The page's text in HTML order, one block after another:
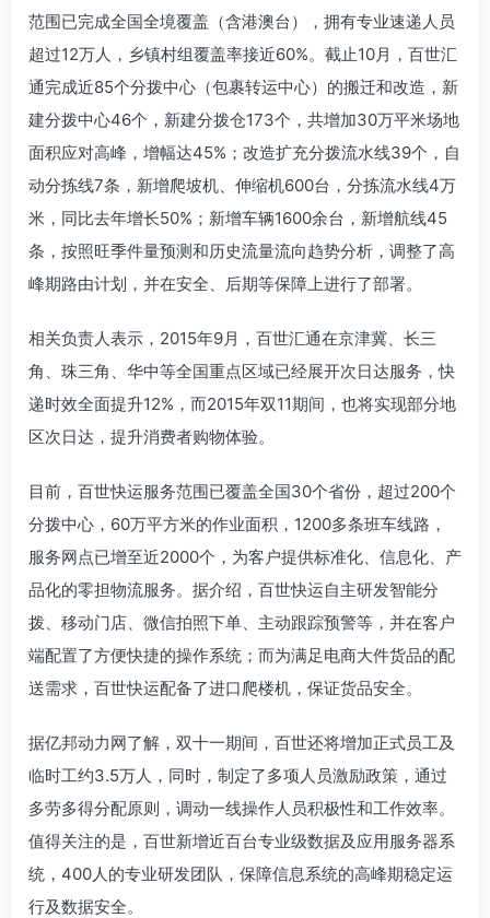
范围已完成全国全境覆盖（含港澳台），拥有专业速递人员
超过12万人，乡镇村组覆盖率接近60%。截止10月，百世汇
通完成近85个分拨中心（包裹转运中心）的搬迁和改造，新
建分拨中心46个，新建分拨仓173个，共增加30万平米场地
面积应对高峰，增幅达45%；改造扩充分拨流水线39个，自
动分拣线7条，新增爬坡机、伸缩机600台，分拣流水线4万
米，同比去年增长50%；新增车辆1600余台，新增航线45
条，按照旺季件量预测和历史流量流向趋势分析，调整了高
峰期路由计划，并在安全、后期等保障上进行了部署。
相关负责人表示，2015年9月，百世汇通在京津冀、长三
角、珠三角、华中等全国重点区域已经展开次日达服务，快
递时效全面提升12%，而2015年双11期间，也将实现部分地
区次日达，提升消费者购物体验。
目前，百世快运服务范围已覆盖全国30个省份，超过200个
分拨中心，60万平方米的作业面积，1200多条班车线路，
服务网点已增至近2000个，为客户提供标准化、信息化、产
品化的零担物流服务。据介绍，百世快运自主研发智能分
拨、移动门店、微信拍照下单、主动跟踪预警等，并在客户
端配置了方便快捷的操作系统；而为满足电商大件货品的配
送需求，百世快运配备了进口爬楼机，保证货品安全。
据亿邦动力网了解，双十一期间，百世还将增加正式员工及
临时工约3.5万人，同时，制定了多项人员激励政策，通过
多劳多得分配原则，调动一线操作人员积极性和工作效率。
值得关注的是，百世新增近百台专业级数据及应用服务器系
统，400人的专业研发团队，保障信息系统的高峰期稳定运
行及数据安全。